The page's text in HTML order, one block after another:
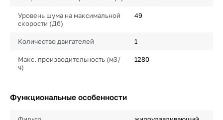
Уровень шума на максимальной
скорости (Дб)
49
Количество двигателей 1
Макс. производительность (м3/
ч)
1280
Функциональные особенности